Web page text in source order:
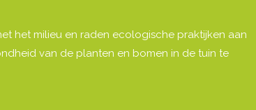
het milieu en raden ecologische praktijken aan
van de planten en bomen in de tuin te